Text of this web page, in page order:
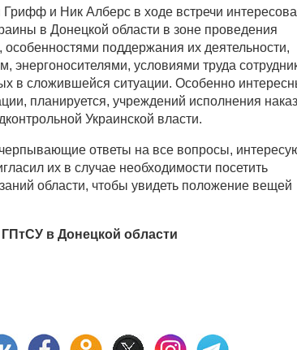
и Ник Алберс в ходе встречи
в Донецкой области в зоне проведения
особенностями поддержания их деятельности,
энергоносителями, условиями труда
в сложившейся ситуации. Особенно
планируется, учреждений исполнения
Украинской власти.
ответы на все вопросы,
их в случае необходимости посетить
области, чтобы увидеть положение вещей
в Донецкой области